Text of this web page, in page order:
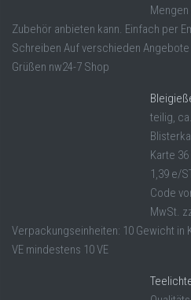
Zubehör anbieten kann. Einfach per
Schreiben Auf verschieden
Grüßen nw24-7 Shop
teilig,
Karte
1,39 e/
Code
MwSt.
Verpackungseinheiten: 10 Gewicht in
VE mindestens 10 VE